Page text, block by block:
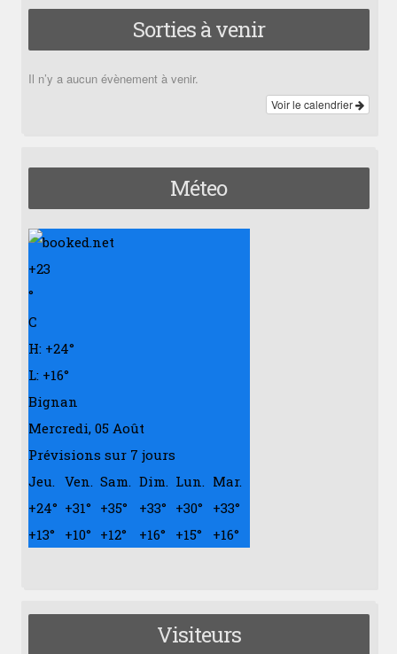
Sorties à venir
Il n’y a aucun évènement à venir.
Voir le calendrier
Méteo
+23
°
C
H: +24°
L: +16°
Bignan
Mercredi, 05 Août
Prévisions sur 7 jours
Jeu. Ven. Sam. Dim. Lun. Mar.
+24° +31° +35° +33° +30° +33°
+13° +10° +12° +16° +15° +16°
Visiteurs